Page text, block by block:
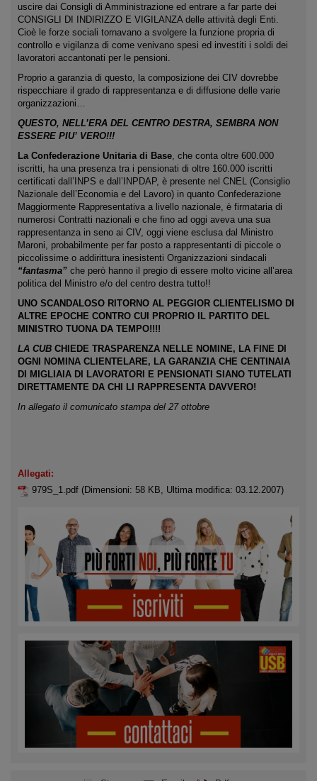
uscire dai Consigli di Amministrazione ed entrare a far parte dei
CONSIGLI DI INDIRIZZO E VIGILANZA delle attività degli Enti.
Cioè le forze sociali tornavano a svolgere la funzione propria di
controllo e vigilanza di come venivano spesi ed investiti i soldi dei
lavoratori accantonati per le pensioni.
Proprio a garanzia di questo, la composizione dei CIV dovrebbe
rispecchiare il grado di rappresentanza e di diffusione delle varie
organizzazioni…
QUESTO, NELL’ERA DEL CENTRO DESTRA, SEMBRA NON
ESSERE PIU’ VERO!!!
La Confederazione Unitaria di Base, che conta oltre 600.000
iscritti, ha una presenza tra i pensionati di oltre 160.000 iscritti
certificati dall’INPS e dall’INPDAP, è presente nel CNEL (Consiglio
Nazionale dell’Economia e del Lavoro) in quanto Confederazione
Maggiormente Rappresentativa a livello nazionale, è firmataria di
numerosi Contratti nazionali e che fino ad oggi aveva una sua
rappresentanza in seno ai CIV, oggi viene esclusa dal Ministro
Maroni, probabilmente per far posto a rappresentanti di piccole o
piccolissime o addirittura inesistenti Organizzazioni sindacali
“fantasma” che però hanno il pregio di essere molto vicine all’area
politica del Ministro e/o del centro destra tutto!!
UNO SCANDALOSO RITORNO AL PEGGIOR CLIENTELISMO DI
ALTRE EPOCHE CONTRO CUI PROPRIO IL PARTITO DEL
MINISTRO TUONA DA TEMPO!!!!
LA CUB CHIEDE TRASPARENZA NELLE NOMINE, LA FINE DI
OGNI NOMINA CLIENTELARE, LA GARANZIA CHE CENTINAIA
DI MIGLIAIA DI LAVORATORI E PENSIONATI SIANO TUTELATI
DIRETTAMENTE DA CHI LI RAPPRESENTA DAVVERO!
In allegato il comunicato stampa del 27 ottobre
Allegati:
979S_1.pdf (Dimensioni: 58 KB, Ultima modifica: 03.12.2007)